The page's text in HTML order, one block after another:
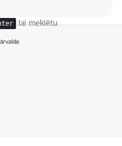
lai meklētu